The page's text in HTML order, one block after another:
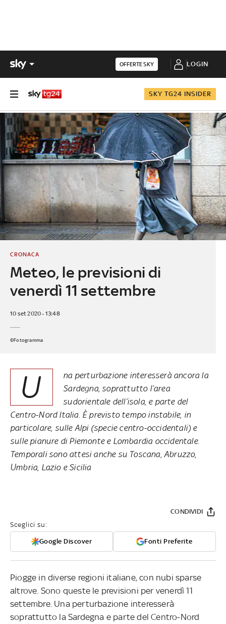
OFFERTE SKY LOGIN
SKY TG24 INSIDER
Meteo, le previsioni di
venerdì 11 settembre
CRONACA
10 set 2020 - 13:48
©Fotogramma
U
na perturbazione interesserà ancora la
Sardegna, soprattutto l’area
sudorientale dell’isola, e parte del
Centro-Nord Italia. È previsto tempo instabile, in
particolare, sulle Alpi (specie centro-occidentali) e
sulle pianure di Piemonte e Lombardia occidentale.
Temporali sono attesi anche su Toscana, Abruzzo,
Umbria, Lazio e Sicilia
Sceglici su:
Google Discover Fonti Preferite
CONDIVIDI
Piogge in diverse regioni italiane, con nubi sparse
altrove. Sono queste le previsioni per venerdì 11
settembre. Una perturbazione interesserà
soprattutto la Sardegna e parte del Centro-Nord